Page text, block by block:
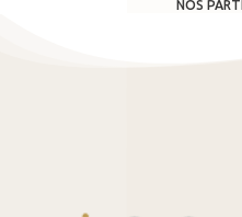
NOS